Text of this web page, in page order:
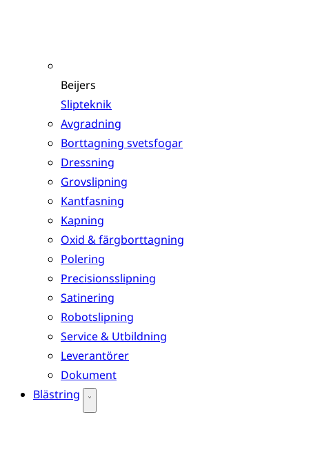
Beijers
Slipteknik
Avgradning
Borttagning svetsfogar
Dressning
Grovslipning
Kantfasning
Kapning
Oxid & färgborttagning
Polering
Precisionsslipning
Satinering
Robotslipning
Service & Utbildning
Leverantörer
Dokument
Blästring